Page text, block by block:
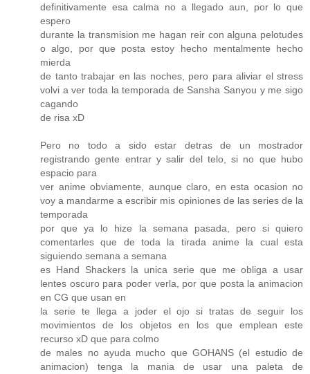
definitivamente esa calma no a llegado aun, por lo que
espero
durante la transmision me hagan reir con alguna pelotudes
o algo, por que posta estoy hecho mentalmente hecho
mierda
de tanto trabajar en las noches, pero para aliviar el stress
volvi a ver toda la temporada de Sansha Sanyou y me sigo
cagando
de risa xD
Pero no todo a sido estar detras de un mostrador
registrando gente entrar y salir del telo, si no que hubo
espacio para
ver anime obviamente, aunque claro, en esta ocasion no
voy a mandarme a escribir mis opiniones de las series de la
temporada
por que ya lo hize la semana pasada, pero si quiero
comentarles que de toda la tirada anime la cual esta
siguiendo semana a semana
es Hand Shackers la unica serie que me obliga a usar
lentes oscuro para poder verla, por que posta la animacion
en CG que usan en
la serie te llega a joder el ojo si tratas de seguir los
movimientos de los objetos en los que emplean este
recurso xD que para colmo
de males no ayuda mucho que GOHANS (el estudio de
animacion) tenga la mania de usar una paleta de